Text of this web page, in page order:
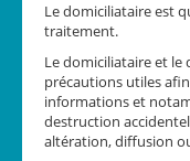
Le domiciliataire est
traitement.
Le domiciliataire et le
précautions utiles
informations et
destruction
altération, diffusion